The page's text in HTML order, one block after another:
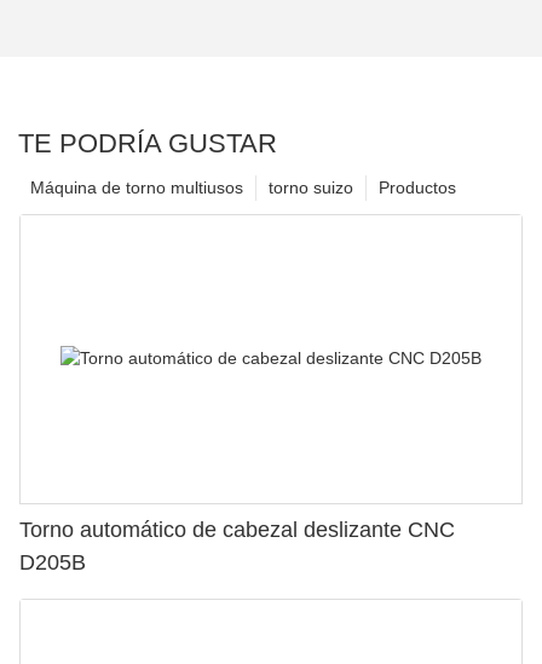
TE PODRÍA GUSTAR
Productos
torno suizo
Máquina de torno multiusos
Torno automático de cabezal deslizante CNC
D205B